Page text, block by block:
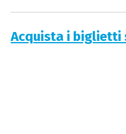
Acquista i biglietti